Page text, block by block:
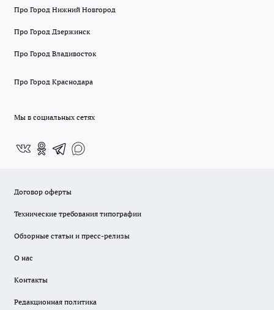
Про Город Нижний Новгород
Про Город Дзержинск
Про Город Владивосток
Про Город Краснодара
Мы в социальных сетях
Договор оферты
Технические требования типографии
Обзорные статьи и пресс-релизы
О нас
Контакты
Редакционная политика